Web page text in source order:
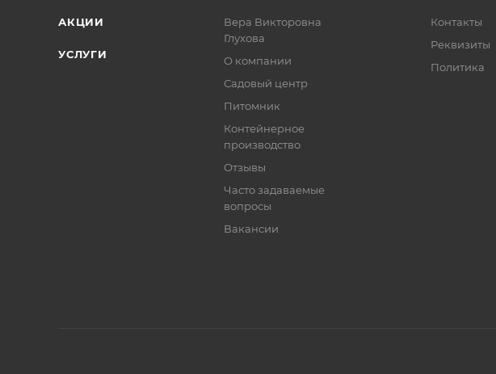
АКЦИИ
УСЛУГИ
Вера Викторовна
Глухова
О компании
Садовый центр
Питомник
Контейнерное
производство
Отзывы
Часто задаваемые
вопросы
Вакансии
Контакты
Реквизиты
Политика